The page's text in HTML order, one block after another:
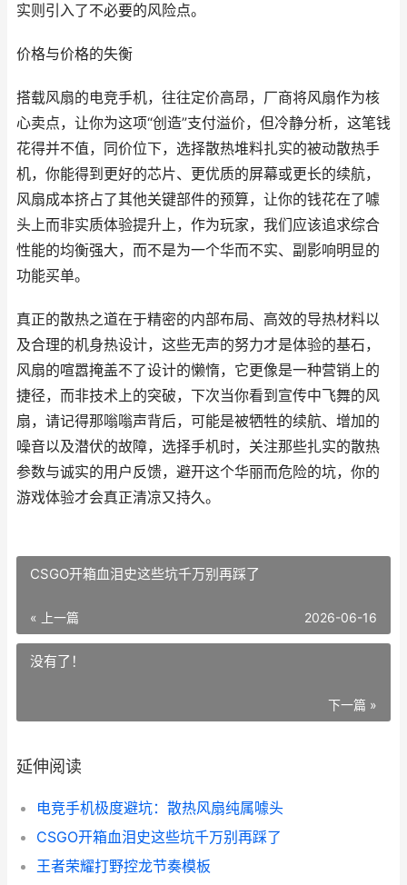
实则引入了不必要的风险点。
价格与价格的失衡
搭载风扇的电竞手机，往往定价高昂，厂商将风扇作为核
心卖点，让你为这项“创造”支付溢价，但冷静分析，这笔钱
花得并不值，同价位下，选择散热堆料扎实的被动散热手
机，你能得到更好的芯片、更优质的屏幕或更长的续航，
风扇成本挤占了其他关键部件的预算，让你的钱花在了噱
头上而非实质体验提升上，作为玩家，我们应该追求综合
性能的均衡强大，而不是为一个华而不实、副影响明显的
功能买单。
真正的散热之道在于精密的内部布局、高效的导热材料以
及合理的机身热设计，这些无声的努力才是体验的基石，
风扇的喧嚣掩盖不了设计的懒惰，它更像是一种营销上的
捷径，而非技术上的突破，下次当你看到宣传中飞舞的风
扇，请记得那嗡嗡声背后，可能是被牺牲的续航、增加的
噪音以及潜伏的故障，选择手机时，关注那些扎实的散热
参数与诚实的用户反馈，避开这个华丽而危险的坑，你的
游戏体验才会真正清凉又持久。
CSGO开箱血泪史这些坑千万别再踩了
« 上一篇 2026-06-16
没有了！
下一篇 »
延伸阅读
电竞手机极度避坑：散热风扇纯属噱头
CSGO开箱血泪史这些坑千万别再踩了
王者荣耀打野控龙节奏模板